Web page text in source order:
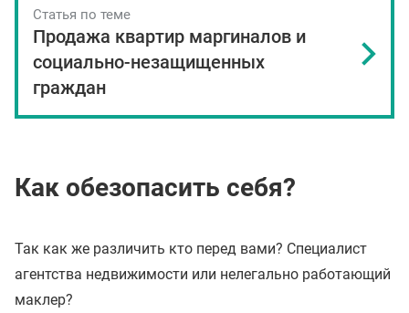
Статья по теме
Продажа квартир маргиналов и
социально-незащищенных
граждан
Как обезопасить себя?
Так как же различить кто перед вами? Специалист
агентства недвижимости или нелегально работающий
маклер?